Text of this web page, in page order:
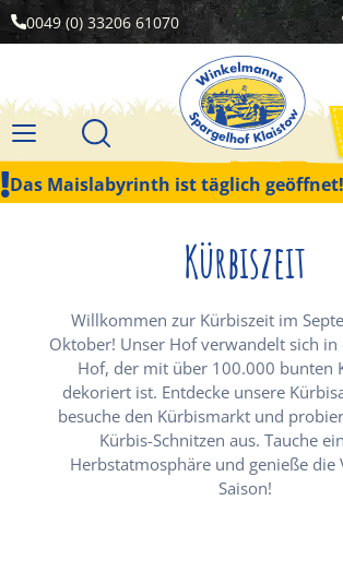
0049 (0) 33206 61070
Das Maislabyrinth ist täglich geöffnet!
Kürbiszeit
Willkommen zur Kürbiszeit im
Oktober! Unser Hof verwandelt sich in
Hof, der mit über 100.000 bunten
dekoriert ist. Entdecke unsere
besuche den Kürbismarkt und
Kürbis-Schnitzen aus. Tauche
Herbstatmosphäre und genieße die
Saison!